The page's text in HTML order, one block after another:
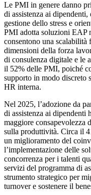
Le PMI in genere danno
di assistenza ai dipendenti,
gestione dello stress e
PMI adotta soluzioni EAP
consentono una scalabilità
dimensioni della forza
di consulenza digitale e le
il 52% delle PMI, poiché
supporto in modo discreto
HR interna.
Nel 2025, l’adozione da
di assistenza ai dipendenti
maggiore consapevolezza
sulla produttività. Circa il
un miglioramento del
l’implementazione delle
concorrenza per i talenti
servizi del programma di
strumento strategico per
turnover e sostenere il